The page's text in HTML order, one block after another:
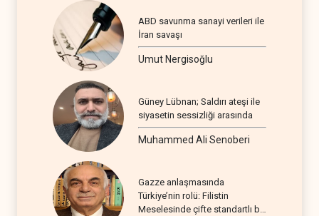
ABD savunma sanayi verileri ile
İran savaşı
Umut Nergisoğlu
Güney Lübnan; Saldırı ateşi ile
siyasetin sessizliği arasında
Muhammed Ali Senoberi
Gazze anlaşmasında
Türkiye’nin rolü: Filistin
Meselesinde çifte standartlı bir